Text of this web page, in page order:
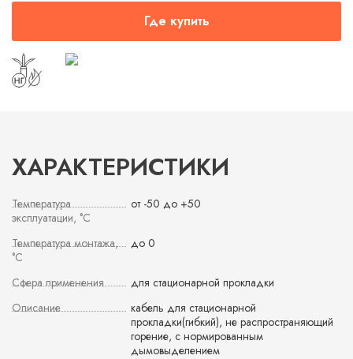
Где купить
ХАРАКТЕРИСТИКИ
Температура
эксплуатации, °С
от -50 до +50
Температура монтажа,
°С
до 0
Сфера применения
для стационарной прокладки
Описание
кабель для стационарной
прокладки(гибкий), не распространяющий
горение, с нормированным
дымовыделением